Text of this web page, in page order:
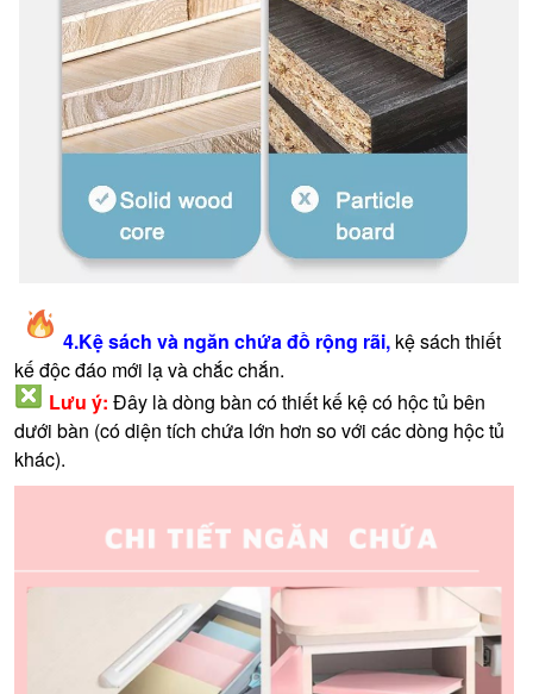
4.Kệ sách và ngăn chứa đồ rộng rãi, kệ sách thiết
kế độc đáo mới lạ và chắc chắn.
Lưu ý: Đây là dòng bàn có thiết kế kệ có hộc tủ bên
dưới bàn (có diện tích chứa lớn hơn so với các dòng hộc tủ
khác).